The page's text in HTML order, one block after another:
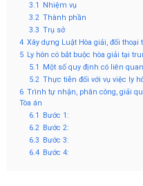
3.1
Nhiệm vụ
3.2 Thành phần
3.3 Trụ sở
4 Xây dựng Luật Hòa giải, đối thoại
5 Ly hôn có bắt buộc hòa giải tại
5.1
Một số quy định có liên quan
5.2 Thực tiễn đối với vụ việc ly
6 Trình tự nhận, phân công, giải
Tòa án
6.1
Bước 1:
6.2 Bước 2:
6.3
Bước 3:
6.4 Bước 4: